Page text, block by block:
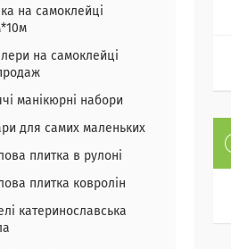
на самоклейці
на самоклейці
манікюрні набори
для самих маленьких
плитка в рулоні
плитка ковролін
катеринославська